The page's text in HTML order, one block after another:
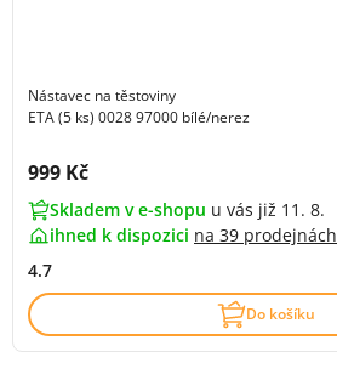
Nástavec na těstoviny
ETA (5 ks) 0028 97000 bílé/nerez
Cena s DPH:
999 Kč
Skladem v e-shopu u vás již 11. 8.
ihned k dispozici na 39 prodejnách
4.7
Do košíku